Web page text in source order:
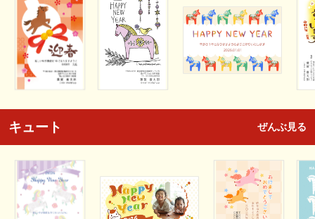
キュート ぜんぶ見る